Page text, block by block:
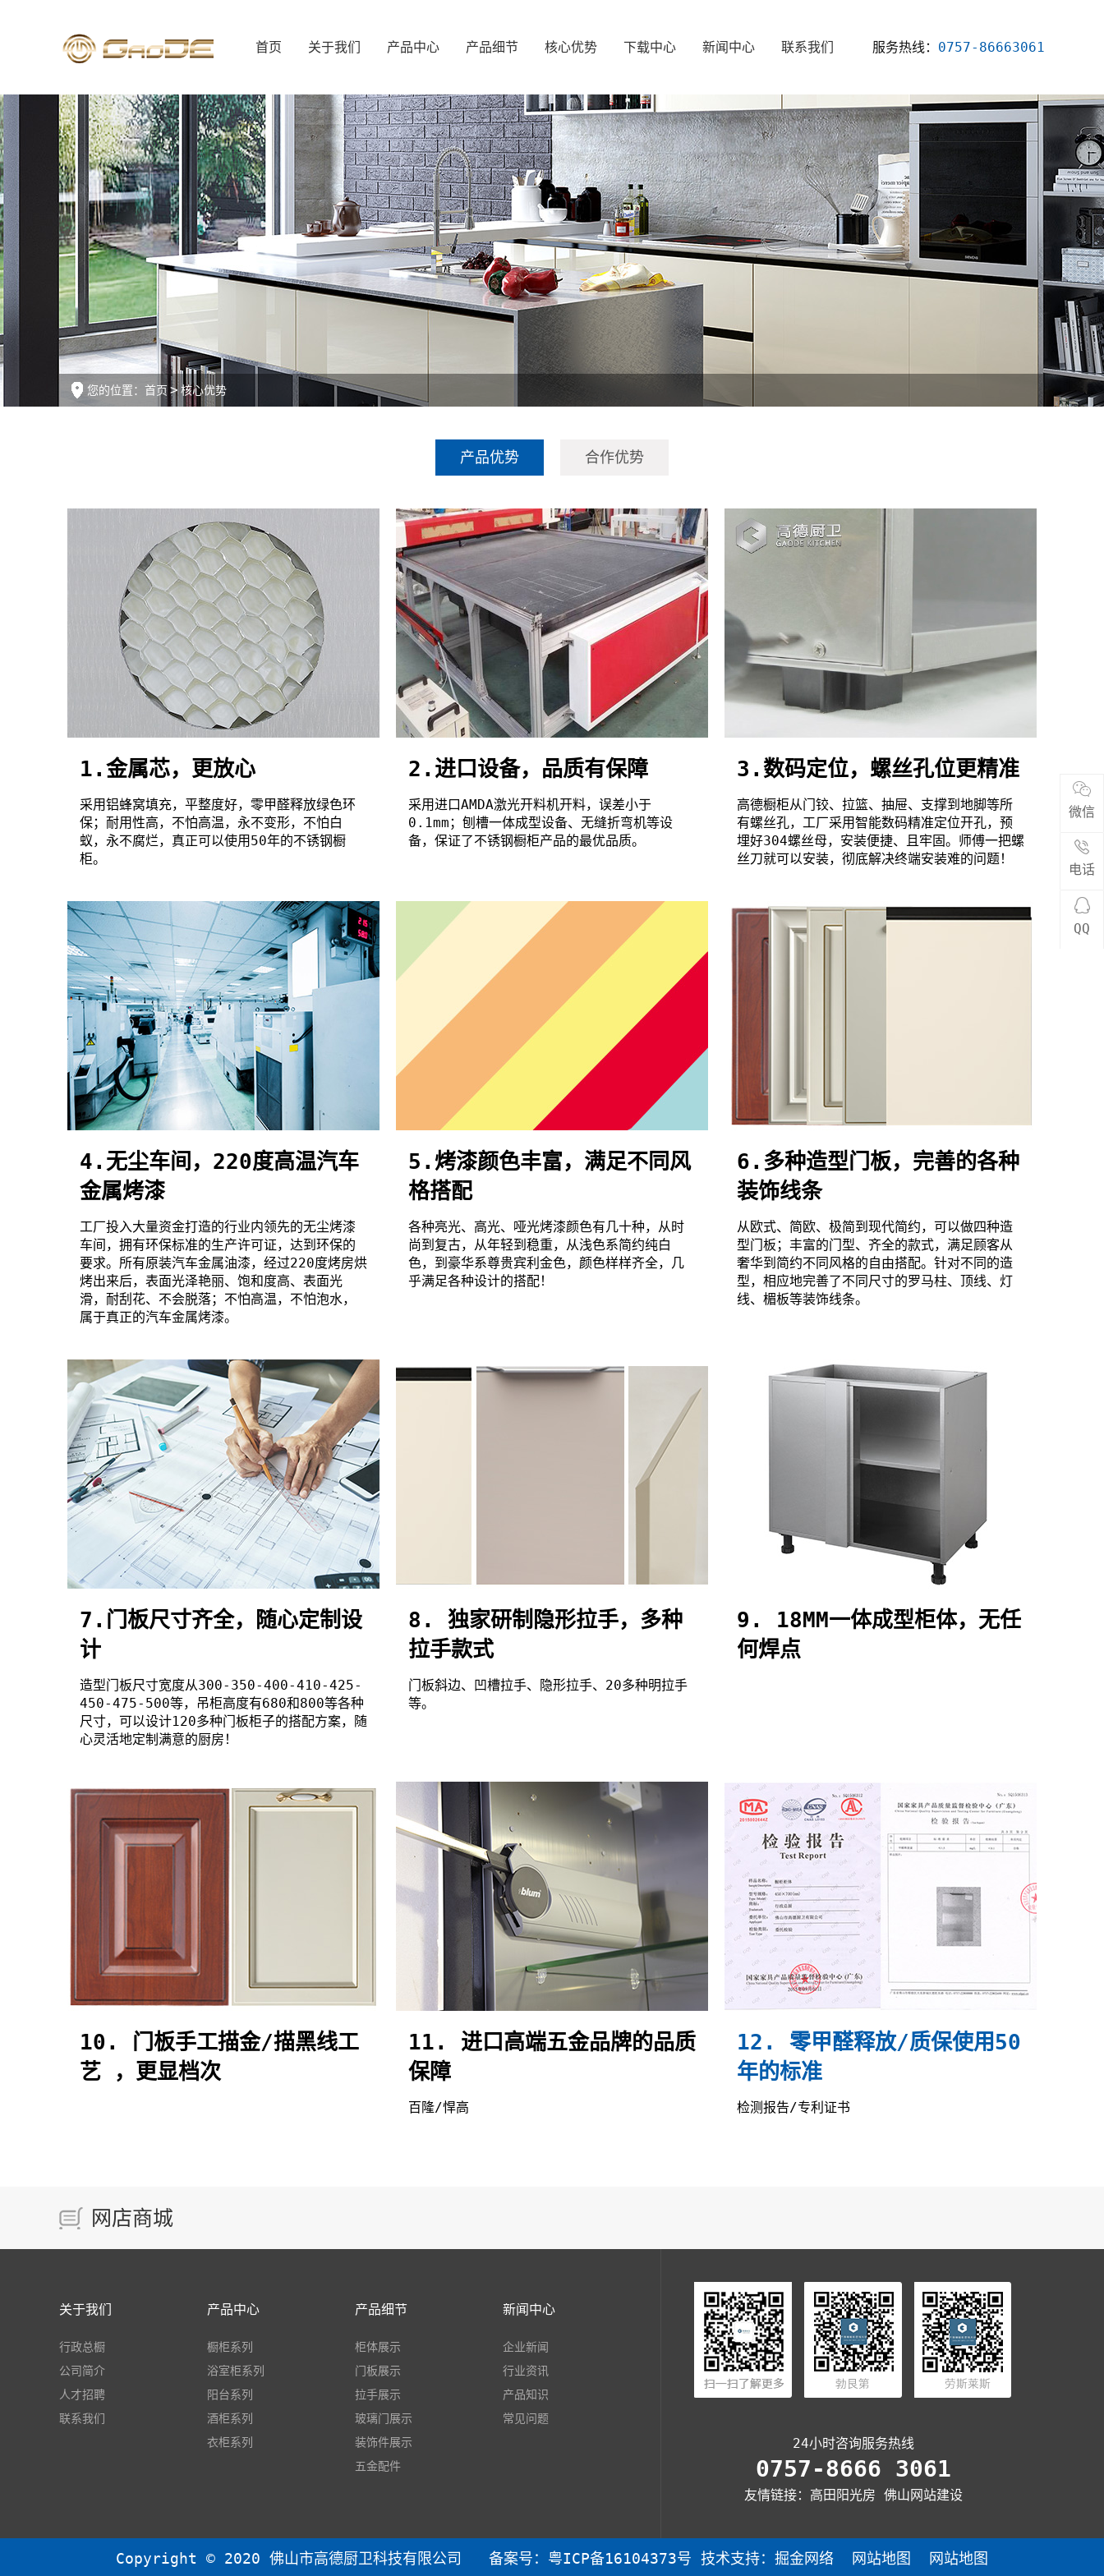
首页 关于我们
公司简介
行政总厨
人才招聘
联系我们
产品中心
橱柜系列
浴室柜系列
阳台系列
酒柜系列
衣柜系列
产品细节
柜体展示
门板展示
拉手展示
玻璃门展示
装饰件展示
五金配件
核心优势
产品优势
合作优势
下载中心 新闻中心
企业新闻
行业资讯
产品知识
常见问题
联系我们 服务热线： 0757-86663061
您的位置： 首页 核心优势
产品优势 合作优势
1.金属芯，更放心
采用铝蜂窝填充，平整度好，零甲醛释放绿色环
保；耐用性高，不怕高温，永不变形，不怕白
蚁，永不腐烂，真正可以使用50年的不锈钢橱
柜。
2.进口设备，品质有保障
采用进口AMDA激光开料机开料，误差小于
0.1mm；刨槽一体成型设备、无缝折弯机等设
备，保证了不锈钢橱柜产品的最优品质。
3.数码定位，螺丝孔位更精准
高德橱柜从门铰、拉篮、抽屉、支撑到地脚等所
有螺丝孔，工厂采用智能数码精准定位开孔，预
埋好304螺丝母，安装便捷、且牢固。师傅一把螺
丝刀就可以安装，彻底解决终端安装难的问题！
4.无尘车间，220度高温汽车
金属烤漆
工厂投入大量资金打造的行业内领先的无尘烤漆
车间，拥有环保标准的生产许可证，达到环保的
要求。所有原装汽车金属油漆，经过220度烤房烘
烤出来后，表面光泽艳丽、饱和度高、表面光
滑，耐刮花、不会脱落；不怕高温，不怕泡水，
属于真正的汽车金属烤漆。
5.烤漆颜色丰富，满足不同风
格搭配
各种亮光、高光、哑光烤漆颜色有几十种，从时
尚到复古，从年轻到稳重，从浅色系简约纯白
色，到豪华系尊贵宾利金色，颜色样样齐全，几
乎满足各种设计的搭配！
6.多种造型门板，完善的各种
装饰线条
从欧式、简欧、极简到现代简约，可以做四种造
型门板；丰富的门型、齐全的款式，满足顾客从
奢华到简约不同风格的自由搭配。针对不同的造
型，相应地完善了不同尺寸的罗马柱、顶线、灯
线、楣板等装饰线条。
7.门板尺寸齐全，随心定制设
计
造型门板尺寸宽度从300-350-400-410-425-
450-475-500等，吊柜高度有680和800等各种
尺寸，可以设计120多种门板柜子的搭配方案，随
心灵活地定制满意的厨房！
8. 独家研制隐形拉手，多种
拉手款式
门板斜边、凹槽拉手、隐形拉手、20多种明拉手
等。
9. 18MM一体成型柜体，无任
何焊点
10. 门板手工描金/描黑线工
艺 ，更显档次
11. 进口高端五金品牌的品质
保障
百隆/悍高
12. 零甲醛释放/质保使用50
年的标准
检测报告/专利证书
网店商城
关于我们
行政总橱
公司简介
人才招聘
联系我们
产品中心
橱柜系列
浴室柜系列
阳台系列
酒柜系列
衣柜系列
产品细节
柜体展示
门板展示
拉手展示
玻璃门展示
装饰件展示
五金配件
新闻中心
企业新闻
行业资讯
产品知识
常见问题
24小时咨询服务热线
0757-8666 3061
友情链接： 高田阳光房 佛山网站建设
Copyright © 2020 佛山市高德厨卫科技有限公司 备案号：粤ICP备16104373号 技术支持： 掘金网络 网站地图 网站地图
微信
电话
QQ